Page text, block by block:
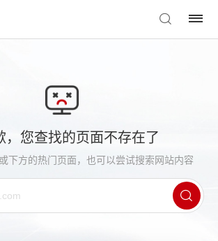
，您查找的页面不存在了
或下方的热门页面，也可以尝试搜索网站内容